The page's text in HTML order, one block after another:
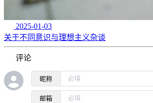
2025-01-03
关于不同意识与理想主义杂谈
评论
昵称
邮箱